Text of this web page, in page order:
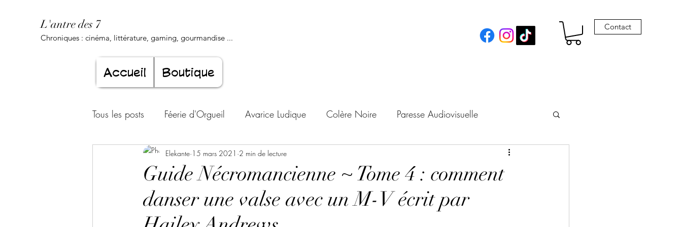
L'antre des 7
Chroniques : cinéma, littérature, gaming, gourmandise ...
Contact
Accueil Boutique
Tous les posts Féerie d'Orgueil Avarice Ludique Colère Noire Paresse Audiovisuelle
Luxure Envoûtante Gourmandise Proscrite
Jeunesse éternelle Cœur d'adolescent Archives Temporelles Folie Lycéenne Envie de Drames
Guide Nécromancienne ~ Tome 4 : comment
danser une valse avec un M-V écrit par
Elekante 15 mars 2021 2 min de lecture